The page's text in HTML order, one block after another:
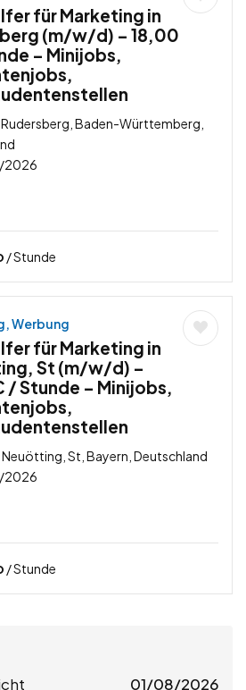
für Marketing in
(m/w/d) – 18,00
– Minijobs,
Baden-Württemberg,
/ Stunde
Werbung
für Marketing in
St (m/w/d) –
/ Stunde – Minijobs,
St, Bayern, Deutschland
/ Stunde
01/08/2026